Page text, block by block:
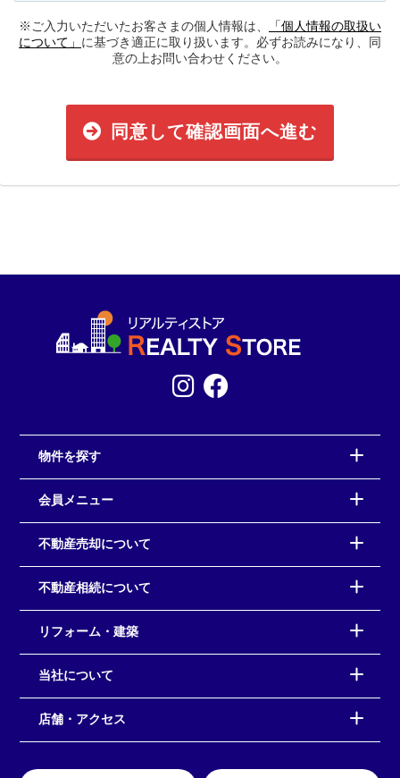
※ご入力いただいたお客さまの個人情報は、
「個人情報の取扱い
について」 に基づき適正に取り扱います。必ずお読みになり、同
意の上お問い合わせください。
同意して確認画面へ進む
物件を探す
会員メニュー
不動産売却について
不動産相続について
リフォーム・建築
当社について
店舗・アクセス